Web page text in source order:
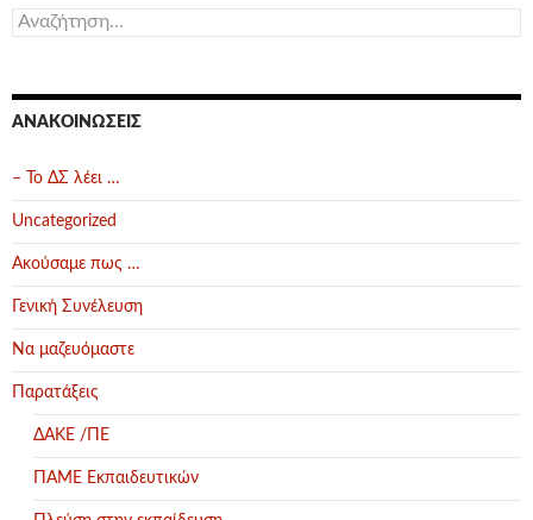
Αναζήτηση
για:
ΑΝΑΚΟΙΝΏΣΕΙΣ
– Το ΔΣ λέει …
Uncategorized
Ακούσαμε πως …
Γενική Συνέλευση
Να μαζευόμαστε
Παρατάξεις
ΔΑΚΕ /ΠΕ
ΠΑΜΕ Εκπαιδευτικών